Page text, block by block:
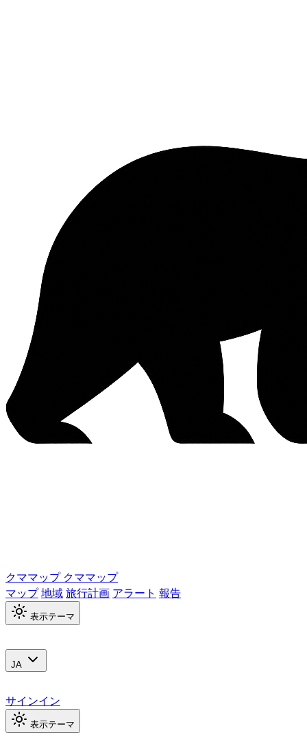
クママップ クママップ
マップ地域旅行計画 アラート 報告
表示テーマ
JA
サインイン
表示テーマ